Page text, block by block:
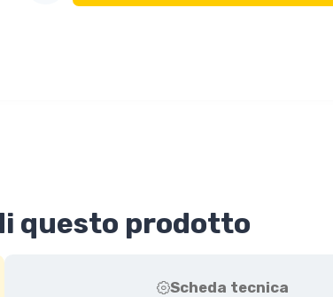
questo prodotto
Scheda tecnica